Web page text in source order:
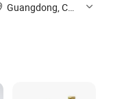
Guangdong, China